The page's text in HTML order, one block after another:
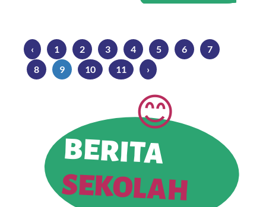
‹ 1 2 3 4 5 6
7
8
9 10 11 ›
BERITA
SEKOLAH